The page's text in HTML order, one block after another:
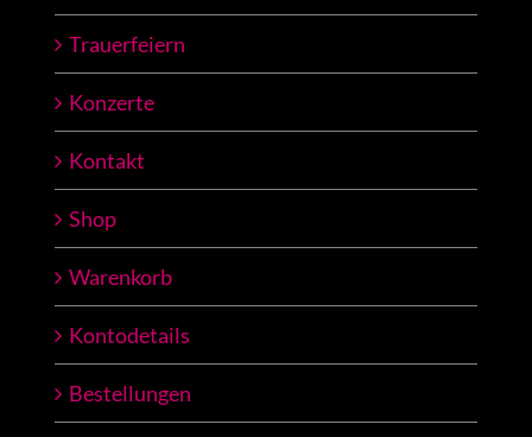
Trauerfeiern
Konzerte
Kontakt
Shop
Warenkorb
Kontodetails
Bestellungen